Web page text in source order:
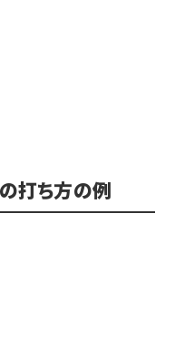
打ち方の例